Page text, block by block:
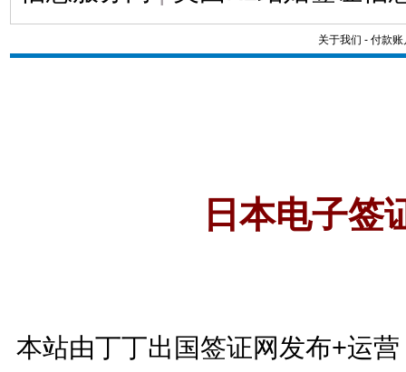
关于我们 - 付款账
日本电子签
本站由丁丁出国签证网发布+运